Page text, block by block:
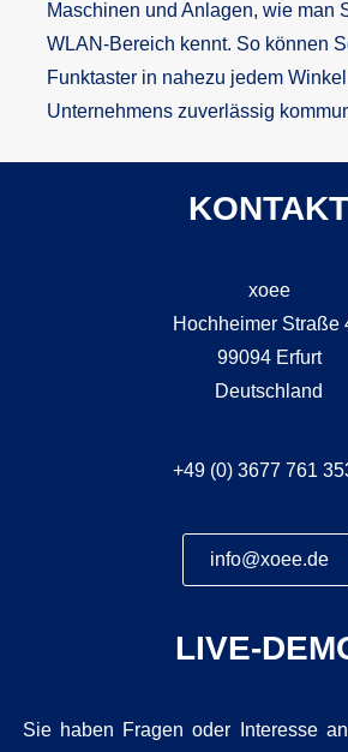
Maschinen und Anlagen, wie man
WLAN-Bereich kennt. So können
Funktaster in nahezu jedem
Unternehmens zuverlässig
KONTAKT
xoee
Hochheimer Straße
99094 Erfurt
Deutschland
+49 (0) 3677 761
info@xoee.de
LIVE-
Sie haben Fragen oder Interesse